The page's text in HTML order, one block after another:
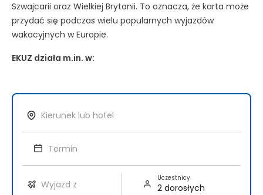
Szwajcarii oraz Wielkiej Brytanii. To oznacza, że karta może
przydać się podczas wielu popularnych wyjazdów
wakacyjnych w Europie.
EKUZ działa m.in. w:
Uczestnicy